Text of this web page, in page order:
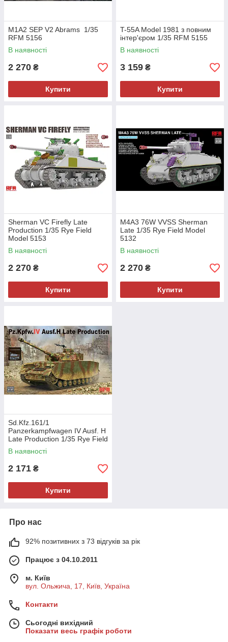
M1A2 SEP V2 Abrams 1/35
RFM 5156
В наявності
2 270 ₴
Купити
T-55A Model 1981 з повним
інтер'єром 1/35 RFM 5155
В наявності
3 159 ₴
Купити
Sherman VC Firefly Late
Production 1/35 Rye Field
Model 5153
В наявності
2 270 ₴
Купити
M4A3 76W VVSS Sherman
Late 1/35 Rye Field Model
5132
В наявності
2 270 ₴
Купити
Sd.Kfz.161/1
Panzerkampfwagen IV Ausf. H
Late Production 1/35 Rye Field
Model 5127
В наявності
2 171 ₴
Купити
Про нас
92% позитивних з 73 відгуків за рік
Працює з 04.10.2011
м. Київ
вул. Ольжича, 17, Київ, Україна
Контакти
Сьогодні вихідний
Показати весь графік роботи